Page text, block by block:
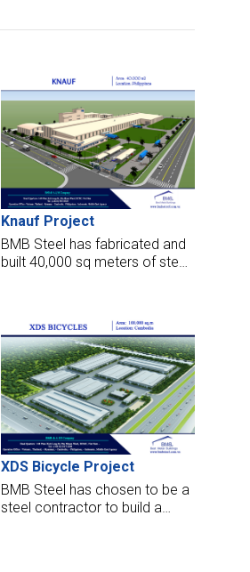
Knauf Project
BMB Steel has fabricated and
built 40,000 sq meters of steel
XDS Bicycle Project
BMB Steel has chosen to be a
steel contractor to build a